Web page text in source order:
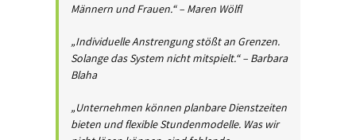
Männern und Frauen.“ – Maren Wölfl
„Individuelle Anstrengung stößt an Grenzen.
Solange das System nicht mitspielt.“ – Barbara
Blaha
„Unternehmen können planbare Dienstzeiten
bieten und flexible Stundenmodelle. Was wir